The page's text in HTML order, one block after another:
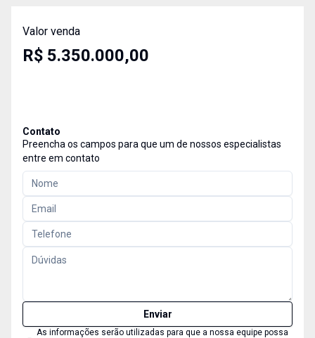
Valor venda
R$ 5.350.000,00
Contato
Preencha os campos para que um de nossos especialistas
entre em contato
Enviar
As informações serão utilizadas para que a nossa equipe possa